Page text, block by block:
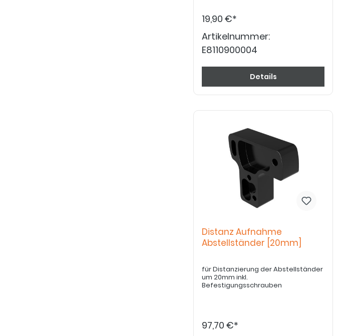
19,90 €*
Artikelnummer:
E8110900004
Details
Distanz Aufnahme
Abstellständer [20mm]
für Distanzierung der Abstellständer
um 20mm inkl.
Befestigungsschrauben
97,70 €*